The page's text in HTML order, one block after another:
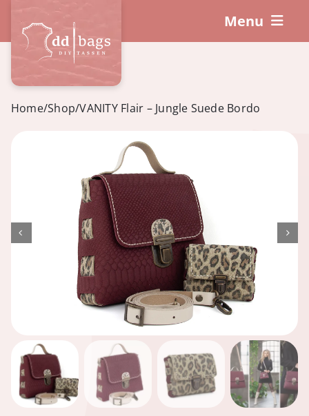
content
Menu
DIY-Sets
So funktioniert’s!
Warenkorb
Mein Konto
Home/Shop/VANITY Flair – Jungle Suede Bordo